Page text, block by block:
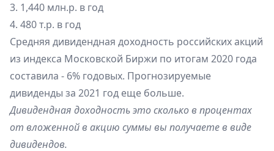
3. 1,440 млн.р. в год
4. 480 т.р. в год
Средняя дивидендная доходность российских акций
из индекса Московской Биржи по итогам 2020 года
составила - 6% годовых. Прогнозируемые
дивиденды за 2021 год еще больше.
Дивидендная доходность это сколько в процентах
от вложенной в акцию суммы вы получаете в виде
дивидендов.